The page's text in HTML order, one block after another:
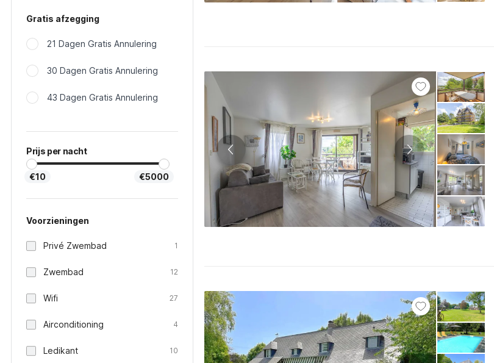
Gratis afzegging
21 Dagen Gratis Annulering
30 Dagen Gratis Annulering
43 Dagen Gratis Annulering
Prijs per nacht
€10 €5000
Voorzieningen
Privé Zwembad 1
Zwembad 12
Wifi 27
Airconditioning 4
Ledikant 10